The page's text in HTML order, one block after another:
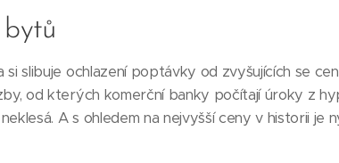
bytů
si slibuje ochlazení poptávky od zvyšujících se
od kterých komerční banky počítají úroky z
A s ohledem na nejvyšší ceny v historii